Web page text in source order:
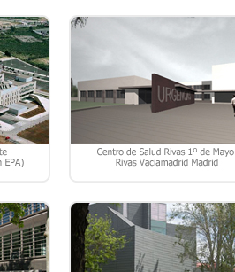
IMPERIAL” – MADRID.
HOSPITAL DE VALLECAS,